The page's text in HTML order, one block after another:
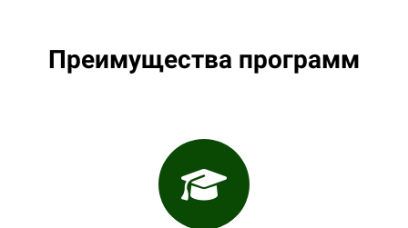
Преимущества программ